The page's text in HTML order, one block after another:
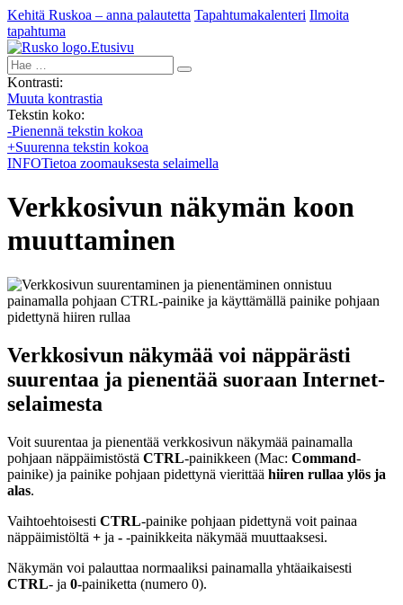
Kehitä Ruskoa – anna palautetta Tapahtumakalenteri Ilmoita
tapahtuma
Etusivu
Hae:
Kontrasti:
Muuta kontrastia
Tekstin koko:
-Pienennä tekstin kokoa
+Suurenna tekstin kokoa
INFOTietoa zoomauksesta selaimella
Verkkosivun näkymän koon
muuttaminen
Verkkosivun näkymää voi näppärästi
suurentaa ja pienentää suoraan Internet-
selaimesta
Voit suurentaa ja pienentää verkkosivun näkymää painamalla
pohjaan näppäimistöstä CTRL-painikkeen (Mac: Command-
painike) ja painike pohjaan pidettynä vierittää hiiren rullaa ylös ja
alas.
Vaihtoehtoisesti CTRL-painike pohjaan pidettynä voit painaa
näppäimistöltä + ja - -painikkeita näkymää muuttaaksesi.
Näkymän voi palauttaa normaaliksi painamalla yhtäaikaisesti
CTRL- ja 0-painiketta (numero 0).